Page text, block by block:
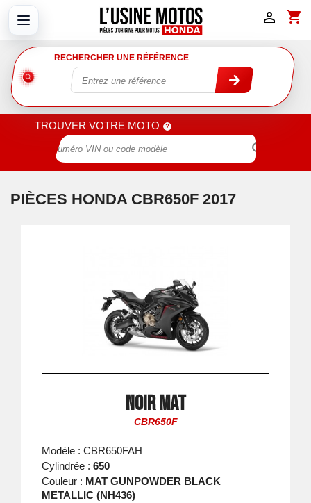
shopping_cart

RECHERCHER UNE RÉFÉRENCE
TROUVER VOTRE MOTO

PIÈCES HONDA CBR650F 2017
Noir Mat
CBR650F
Modèle : CBR650FAH
Cylindrée : 650
Couleur : MAT GUNPOWDER BLACK
METALLIC (NH436)